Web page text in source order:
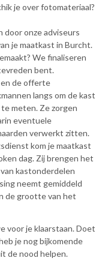
je over fotomateriaal?
door onze adviseurs
je maatkast in Burcht.
We finaliseren
bent.
de offerte
langs om de kast
meten. Ze zorgen
eventuele
verwerkt zitten.
kom je maatkast
dag. Zij brengen het
kastonderdelen
neemt gemiddeld
de grootte van het
voor je klaarstaan. Doet
je nog bijkomende
de nood helpen.